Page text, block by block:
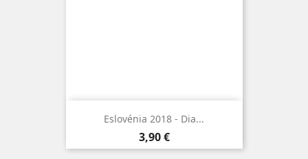
Eslovénia 2018 - Dia...
Preço
3,90 €